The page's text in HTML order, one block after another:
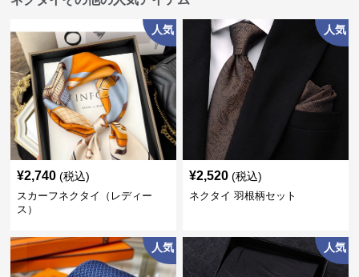
人気
¥2,740 (税込)
スカーフネクタイ（レディー
ス）
人気
¥2,520 (税込)
ネクタイ 羽根柄セット
人気 人気